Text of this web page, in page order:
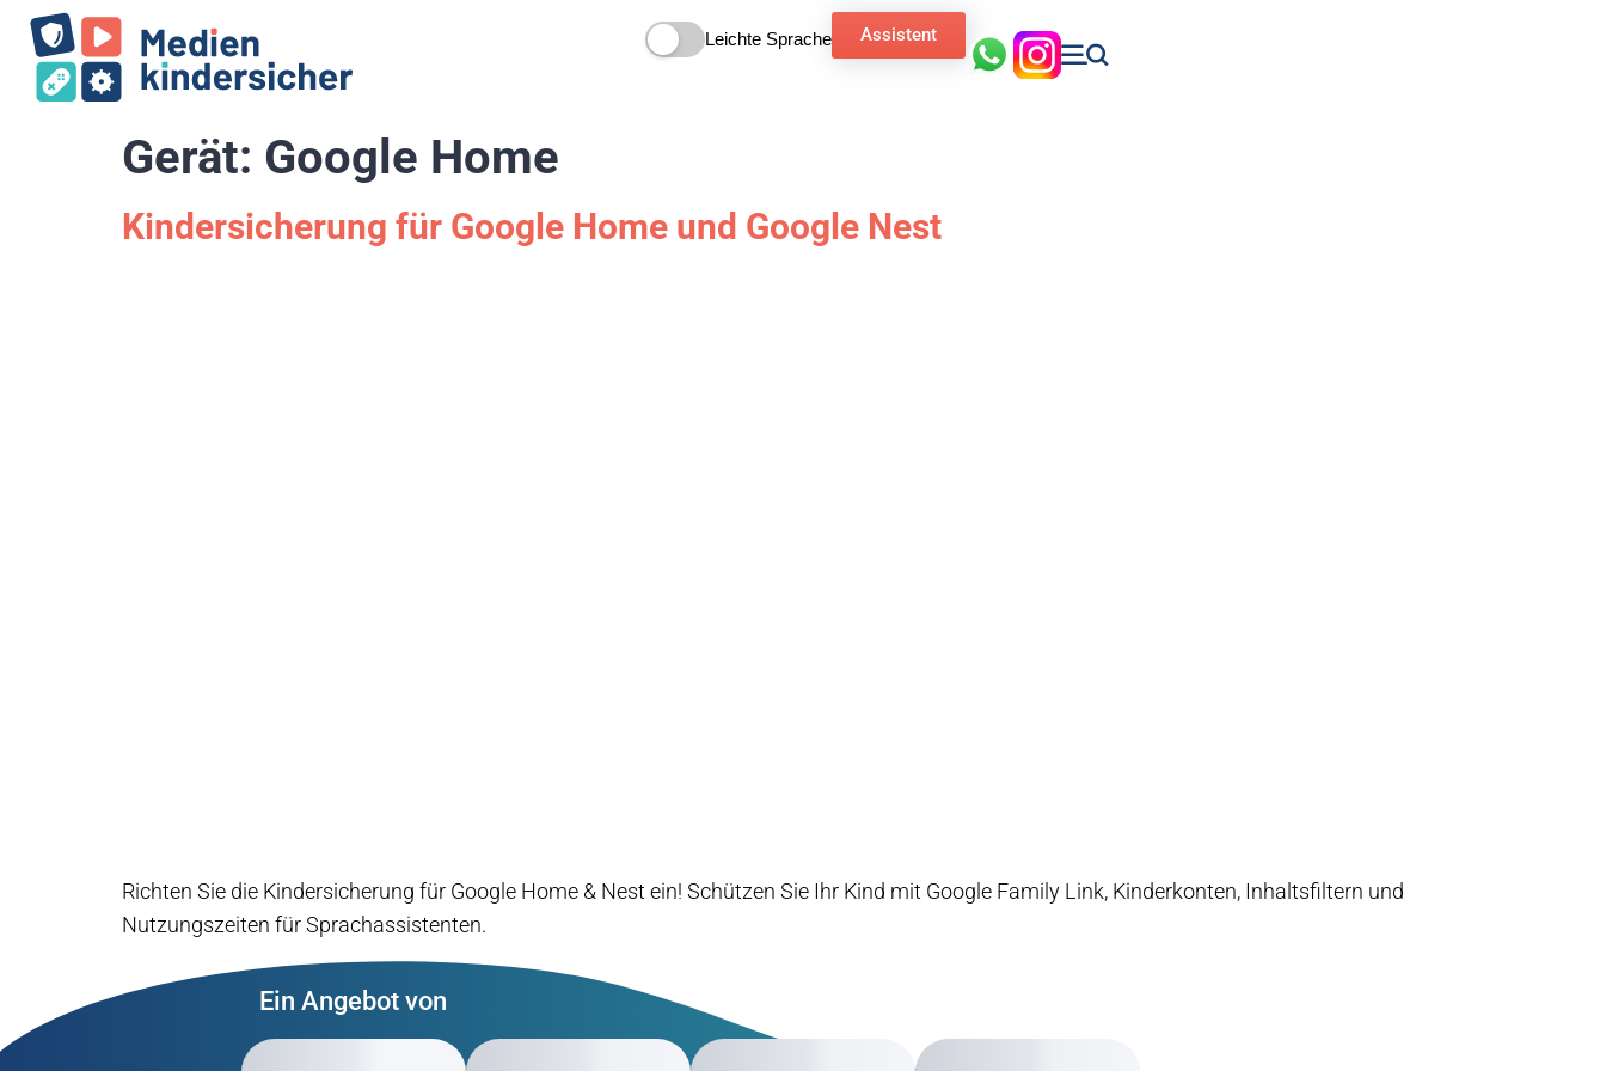
Leichte Sprache Assistent
Gerät: Google Home
Kindersicherung für Google Home und Google Nest
Richten Sie die Kindersicherung für Google Home & Nest ein! Schützen Sie Ihr Kind mit Google Family Link, Kinderkonten, Inhaltsfiltern und
Nutzungszeiten für Sprachassistenten.
Ein Angebot von